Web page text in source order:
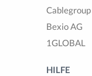
Cablegroup
Bexio AG
1GLOBAL
HILFE